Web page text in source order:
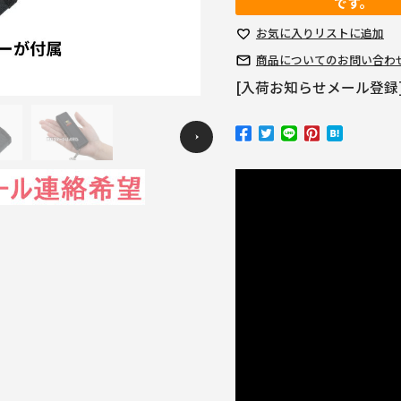
Previous
お気に入り リストに追加
商品についてのお問い合わ
[入荷お知らせメール登